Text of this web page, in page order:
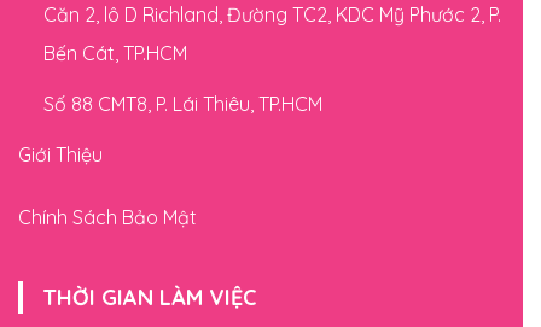
Căn 2, lô D Richland, Đường TC2, KDC Mỹ Phước 2, P.
Bến Cát, TP.HCM
Số 88 CMT8, P. Lái Thiêu, TP.HCM
Giới Thiệu
Chính Sách Bảo Mật
THỜI GIAN LÀM VIỆC